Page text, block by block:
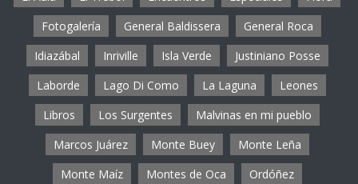
Fotogalería
General Baldissera
General Roca
Idiazábal
Inriville Isla Verde
Justiniano Posse
Laborde
Lago Di Como La Laguna
Leones
Libros
Los Surgentes
Malvinas en mi pueblo
Marcos Juárez
Monte Buey
Monte Leña
Monte Maíz
Montes de Oca Ordóñez